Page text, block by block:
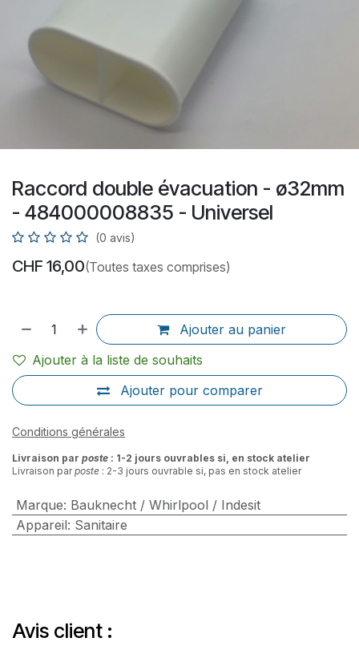
Raccord double évacuation - ø32mm
- 484000008835 - Universel
(0 avis)
CHF 16,00(Toutes taxes comprises)
Ajouter au panier
Ajouter pour comparer
Ajouter à la liste de souhaits
Conditions générales
Livraison par poste : 1-2 jours ouvrables si, en stock atelier
Livraison parposte : 2-3 jours ouvrable si, pas en stock atelier
Marque: Bauknecht / Whirlpool / Indesit
Appareil: Sanitaire
Avis client :